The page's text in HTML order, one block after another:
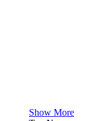
Show More